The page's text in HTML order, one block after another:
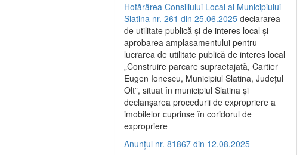
Hotărârea Consiliului Local al Municipiului
Slatina nr. 261 din 25.06.2025 declararea
de utilitate publică și de interes local și
aprobarea amplasamentului pentru
lucrarea de utilitate publică de interes local
„Construire parcare supraetajată, Cartier
Eugen Ionescu, Municipiul Slatina, Județul
Olt”, situat în municipiul Slatina și
declanșarea procedurii de expropriere a
imobilelor cuprinse în coridorul de
expropriere
Anunțul nr. 81867 din 12.08.2025